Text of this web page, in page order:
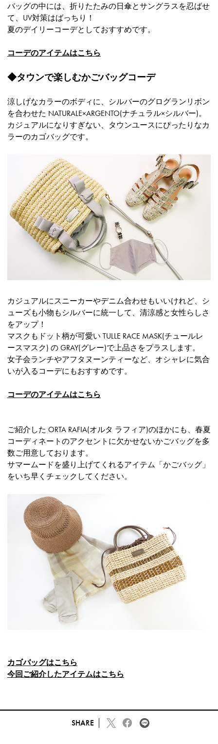
バッグの中には、折りたたみの日傘とサングラスを忍ばせ
て、UV対策はばっちり！
夏のデイリーコーデとしておすすめです。
コーデのアイテムはこちら
◆タウンで楽しむかごバッグコーデ
涼しげなカラーのボディに、シルバーのグログランリボン
を合わせた NATURALE×ARGENTO(ナチュラル×シルバー)。
カジュアルになりすぎない、タウンユースにぴったりなカ
ラーのカゴバッグです。
カジュアルにスニーカーやデニム合わせもいいけれど、シ
ューズも小物もシルバーに統一して、清涼感と女性らしさ
をアップ！
マスクもドット柄が可愛い TULLE RACE MASK(チュールレ
ースマスク) の GRAY(グレー)で上品さをプラスします。
女子会ランチやアフタヌーンティーなど、オシャレに気合
いが入るコーデにもおすすめです。
コーデのアイテムはこちら
ご紹介した ORTA RAFIA(オルタ ラフィア)のほかにも、春夏
コーディネートのアクセントに欠かせないかごバッグを多
数ご用意しております。
サマームードを盛り上げてくれるアイテム「かごバッグ」
をいち早くチェックしてください。
カゴバッグはこちら
今回ご紹介したアイテムはこちら
SHARE